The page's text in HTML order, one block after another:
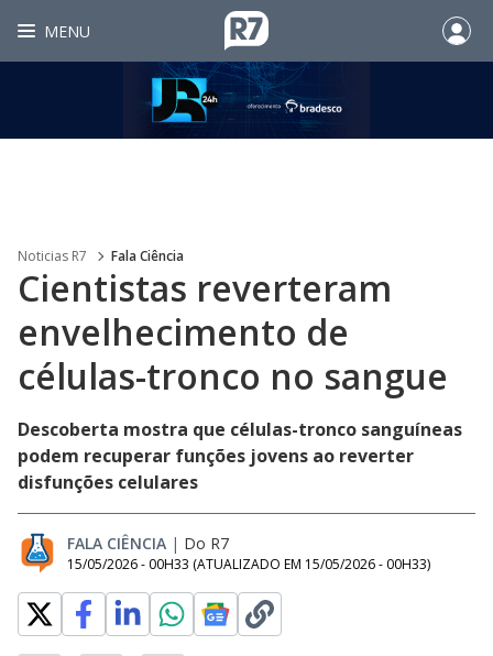
MENU
Noticias R7 Fala Ciência
Cientistas reverteram
envelhecimento de
células-tronco no sangue
Descoberta mostra que células-tronco sanguíneas
podem recuperar funções jovens ao reverter
disfunções celulares
FALA CIÊNCIA | Do R7
15/05/2026 - 00H33 (ATUALIZADO EM 15/05/2026 - 00H33)